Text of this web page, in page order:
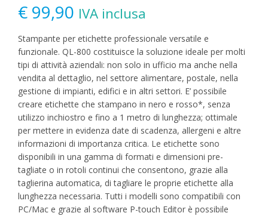
€ 99,90 IVA inclusa
Stampante per etichette professionale versatile e
funzionale. QL-800 costituisce la soluzione ideale per molti
tipi di attività aziendali: non solo in ufficio ma anche nella
vendita al dettaglio, nel settore alimentare, postale, nella
gestione di impianti, edifici e in altri settori. E’ possibile
creare etichette che stampano in nero e rosso*, senza
utilizzo inchiostro e fino a 1 metro di lunghezza; ottimale
per mettere in evidenza date di scadenza, allergeni e altre
informazioni di importanza critica. Le etichette sono
disponibili in una gamma di formati e dimensioni pre-
tagliate o in rotoli continui che consentono, grazie alla
taglierina automatica, di tagliare le proprie etichette alla
lunghezza necessaria. Tutti i modelli sono compatibili con
PC/Mac e grazie al software P-touch Editor è possibile